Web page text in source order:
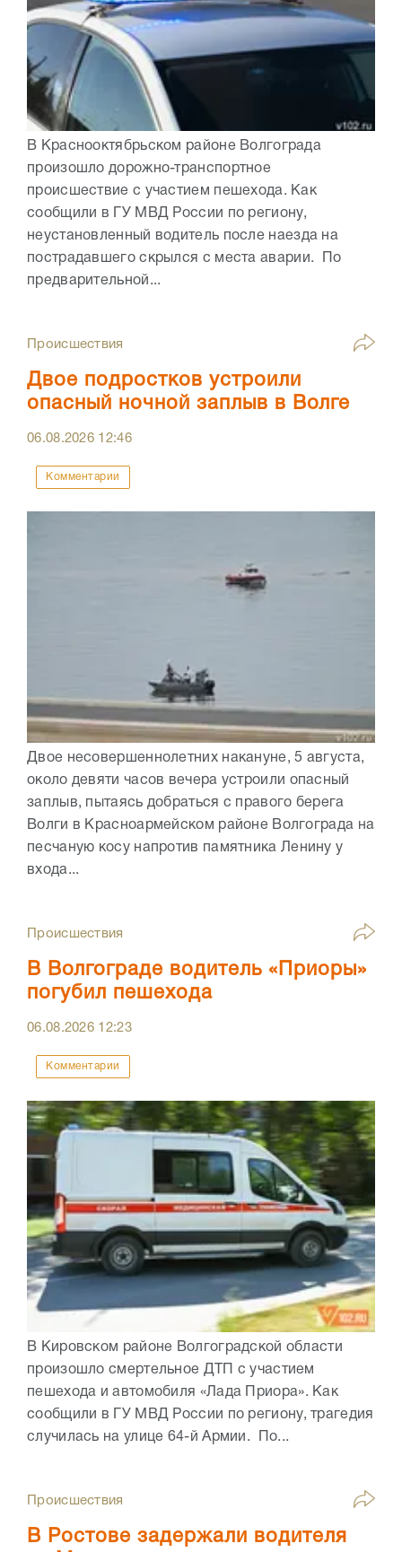
В Краснооктябрьском районе Волгограда
произошло дорожно-транспортное
происшествие с участием пешехода. Как
сообщили в ГУ МВД России по региону,
неустановленный водитель после наезда на
пострадавшего скрылся с места аварии. По
предварительной...
Происшествия
Двое подростков устроили
опасный ночной заплыв в Волге
06.08.2026 12:46
Комментарии
Двое несовершеннолетних накануне, 5 августа,
около девяти часов вечера устроили опасный
заплыв, пытаясь добраться с правого берега
Волги в Красноармейском районе Волгограда на
песчаную косу напротив памятника Ленину у
входа...
Происшествия
В Волгограде водитель «Приоры»
погубил пешехода
06.08.2026 12:23
Комментарии
В Кировском районе Волгоградской области
произошло смертельное ДТП с участием
пешехода и автомобиля «Лада Приора». Как
сообщили в ГУ МВД России по региону, трагедия
случилась на улице 64-й Армии. По...
Происшествия
В Ростове задержали водителя